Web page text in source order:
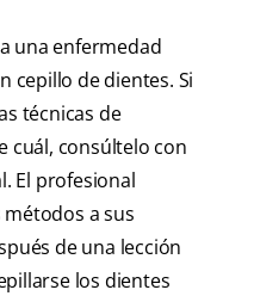
una enfermedad
cepillo de dientes. Si
técnicas de
cuál, consúltelo con
El profesional
a sus
de una lección
los dientes